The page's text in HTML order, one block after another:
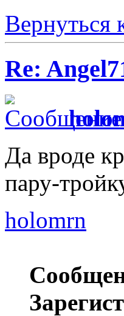
Вернуться
Re:
Да вроде
пару-
holomrn